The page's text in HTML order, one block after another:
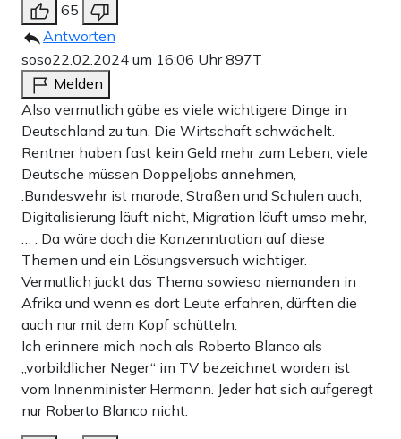
65
Antworten
soso22.02.2024 um 16:06 Uhr897T
Melden
Also vermutlich gäbe es viele wichtigere Dinge in
Deutschland zu tun. Die Wirtschaft schwächelt.
Rentner haben fast kein Geld mehr zum Leben, viele
Deutsche müssen Doppeljobs annehmen,
.Bundeswehr ist marode, Straßen und Schulen auch,
Digitalisierung läuft nicht, Migration läuft umso mehr,
… . Da wäre doch die Konzenntration auf diese
Themen und ein Lösungsversuch wichtiger.
Vermutlich juckt das Thema sowieso niemanden in
Afrika und wenn es dort Leute erfahren, dürften die
auch nur mit dem Kopf schütteln.
Ich erinnere mich noch als Roberto Blanco als
„vorbildlicher Neger“ im TV bezeichnet worden ist
vom Innenminister Hermann. Jeder hat sich aufgeregt
nur Roberto Blanco nicht.